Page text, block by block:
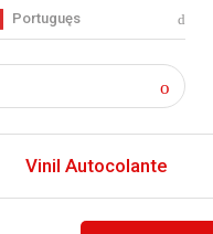
Portuguęs
Vinil Autocolante